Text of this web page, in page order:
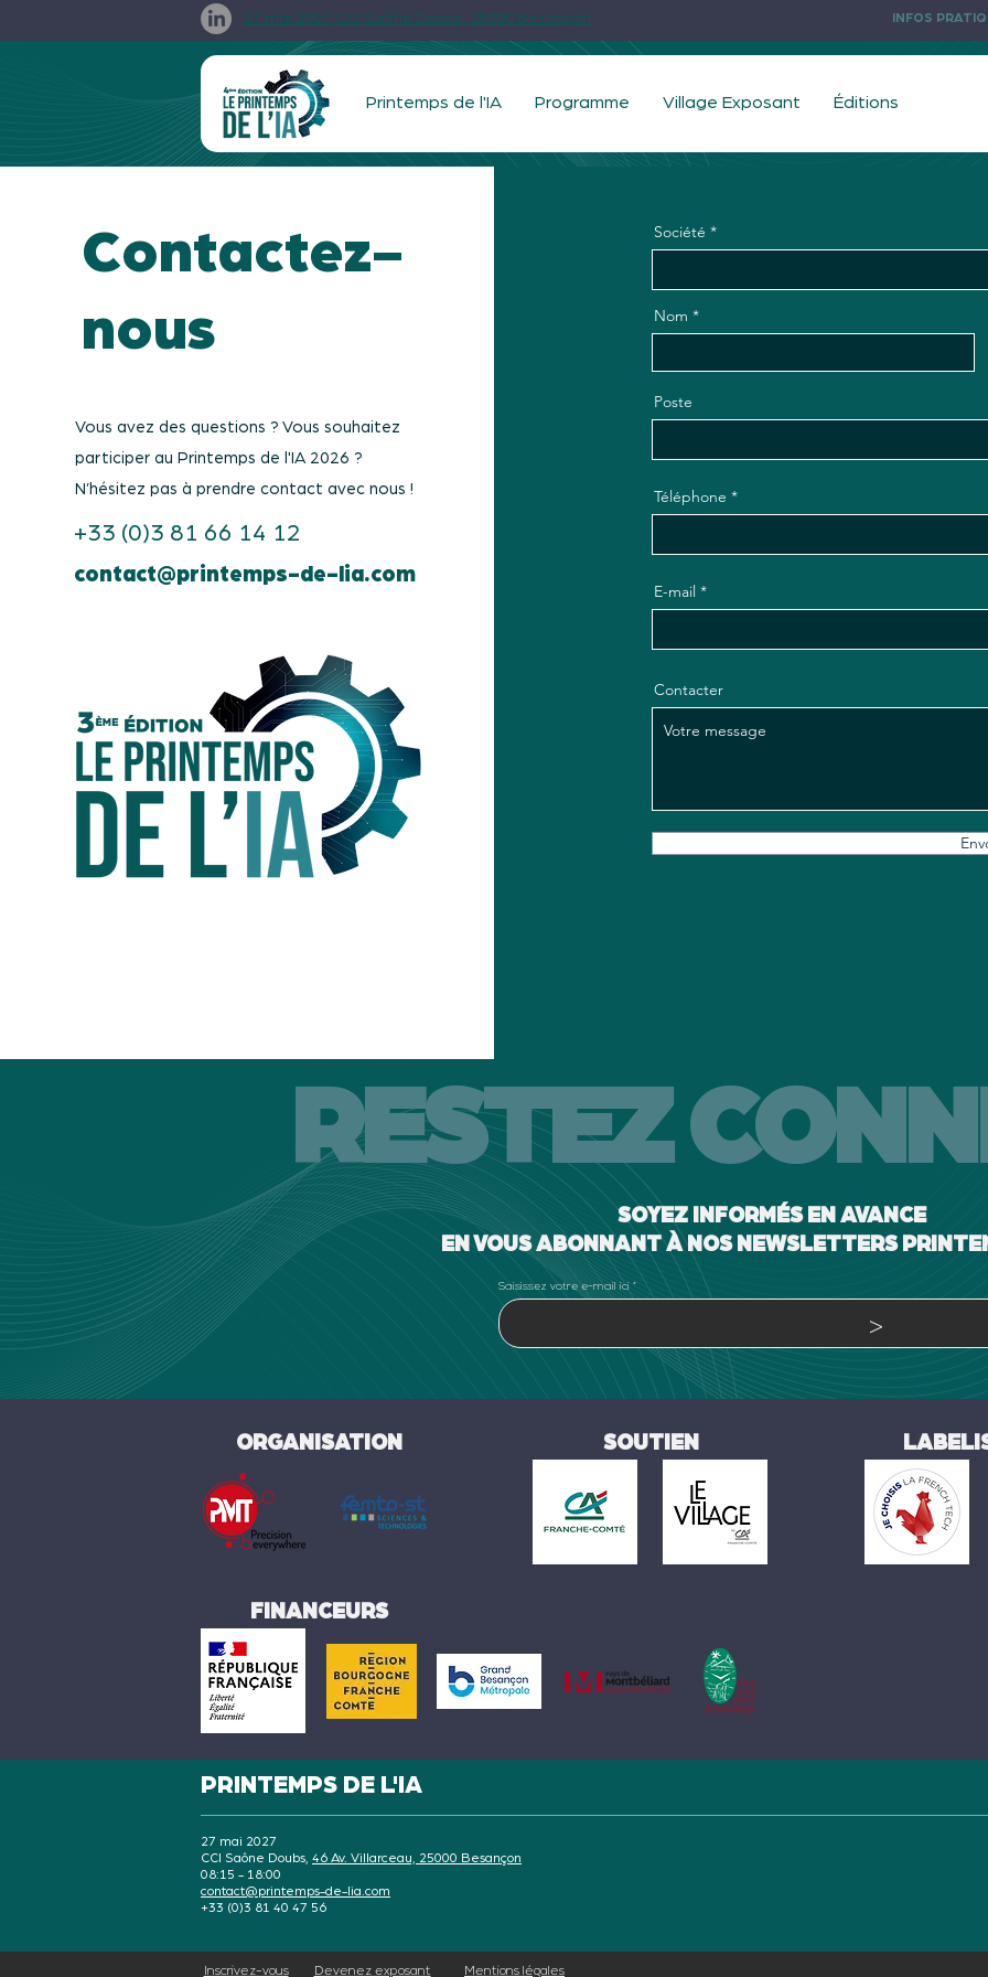
27 mai 2027, CCI Saône Doubs, 25000 Besançon INFOS
Printemps de l'IA Programme Village Exposant Éditions
Contactez-
nous
Vous avez des questions ? Vous souhaitez
participer au Printemps de l'IA 2026 ?
N’hésitez pas à prendre contact avec nous !
+33 (0)3 81 66 14 12
contact@printemps-de-lia.com
Société
Nom
Poste
Téléphone
E-mail
Contacter
RESTEZ
SOYEZ INFORMÉS EN AVANCE
EN VOUS ABONNANT À NOS NEWSLETTERS
Saisissez votre e-mail ici
>
ORGANISATION SOUTIEN
FINANCEURS
PRINTEMPS DE L'IA
27 mai 2027
CCI Saône Doubs, 46 Av. Villarceau, 25000 Besançon
08:15 - 18:00
contact@printemps-de-lia.com
+33 (0)3 81 40 47 56
Inscrivez-vous Devenez exposant Mentions légales